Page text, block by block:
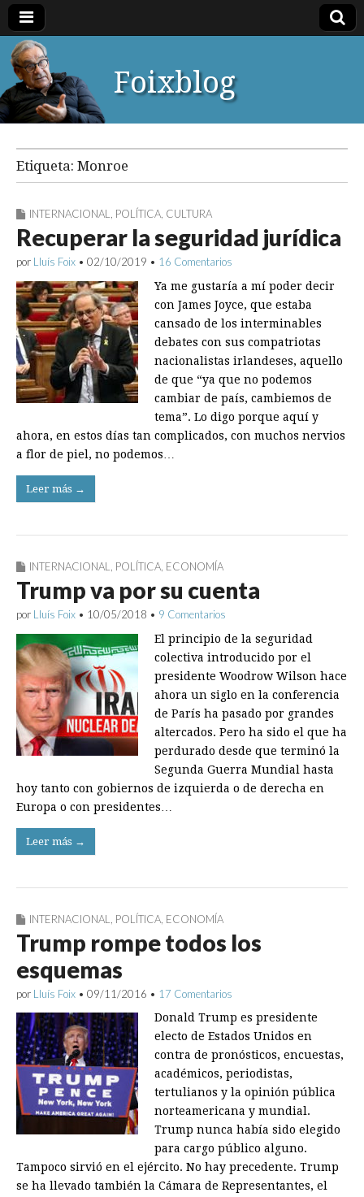
Foixblog
Etiqueta: Monroe
INTERNACIONAL POLÍTICA CULTURA
Recuperar la seguridad jurídica
por Lluís Foix • 02/10/2019 • 16 Comentarios
Ya me gustaría a mí poder decir
con James Joyce, que estaba
cansado de los interminables
debates con sus compatriotas
nacionalistas irlandeses, aquello
de que “ya que no podemos
cambiar de país, cambiemos de
tema”. Lo digo porque aquí y
ahora, en estos días tan complicados, con muchos nervios
a flor de piel, no podemos…
Leer más →
INTERNACIONAL POLÍTICA ECONOMÍA
Trump va por su cuenta
por Lluís Foix • 10/05/2018 • 9 Comentarios
El principio de la seguridad
colectiva introducido por el
presidente Woodrow Wilson hace
ahora un siglo en la conferencia
de París ha pasado por grandes
altercados. Pero ha sido el que ha
per­durado desde que terminó la
Segunda Guerra Mundial hasta
hoy tanto con gobiernos de izquierda o de derecha en
Europa o con presidentes…
Leer más →
INTERNACIONAL POLÍTICA ECONOMÍA
Trump rompe todos los
esquemas
por Lluís Foix • 09/11/2016 • 17 Comentarios
Donald Trump es presidente
electo de Estados Unidos en
contra de pronósticos, encuestas,
académicos, periodistas,
tertulianos y la opinión pública
norteamericana y mundial.
Trump nunca había sido elegido
para cargo público alguno.
Tampoco sirvió en el ejército. No hay precedente. Trump
se ha llevado también la Cámara de Representantes, el